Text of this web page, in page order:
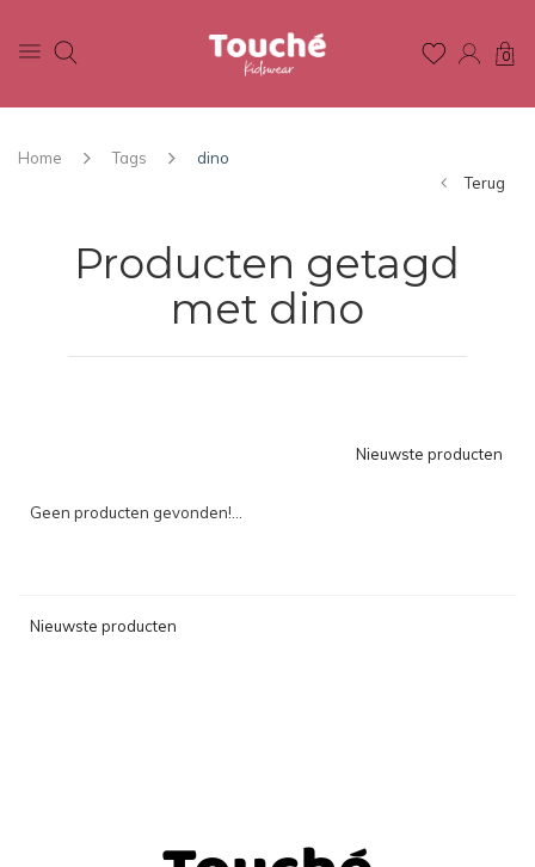
0
Home Tags
dino
Terug
Producten getagd
met dino
Nieuwste producten
Geen producten gevonden!...
Nieuwste producten